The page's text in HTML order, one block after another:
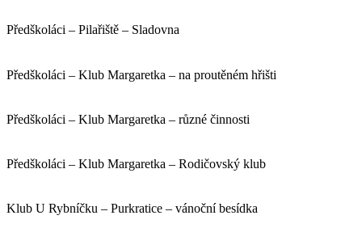
Předškoláci – Pilařiště – Sladovna
Předškoláci – Klub Margaretka – na proutěném hřišti
Předškoláci – Klub Margaretka – různé činnosti
Předškoláci – Klub Margaretka – Rodičovský klub
Klub U Rybníčku – Purkratice – vánoční besídka